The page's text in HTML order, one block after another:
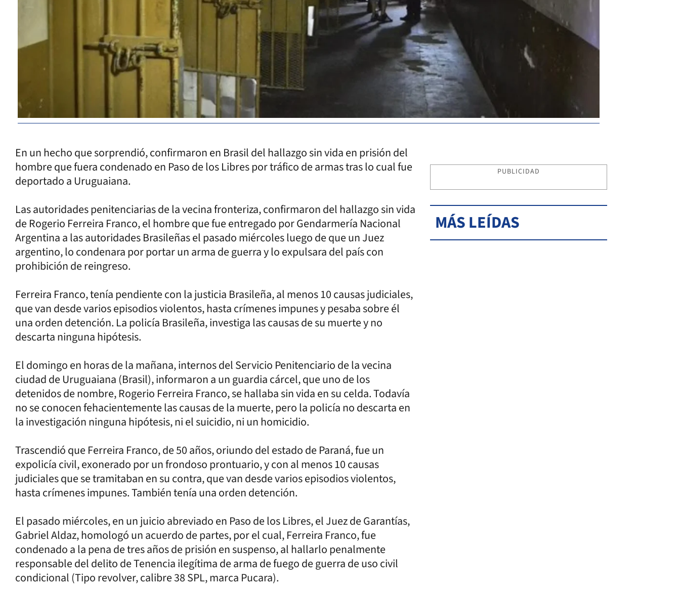
En un hecho que sorprendió, confirmaron en Brasil del hallazgo sin vida en prisión del
hombre que fuera condenado en Paso de los Libres por tráfico de armas tras lo cual fue
deportado a Uruguaiana.
Las autoridades penitenciarias de la vecina fronteriza, confirmaron del hallazgo sin vida
de Rogerio Ferreira Franco, el hombre que fue entregado por Gendarmería Nacional
Argentina a las autoridades Brasileñas el pasado miércoles luego de que un Juez
argentino, lo condenara por portar un arma de guerra y lo expulsara del país con
prohibición de reingreso.
Ferreira Franco, tenía pendiente con la justicia Brasileña, al menos 10 causas judiciales,
que van desde varios episodios violentos, hasta crímenes impunes y pesaba sobre él
una orden detención. La policía Brasileña, investiga las causas de su muerte y no
descarta ninguna hipótesis.
El domingo en horas de la mañana, internos del Servicio Penitenciario de la vecina
ciudad de Uruguaiana (Brasil), informaron a un guardia cárcel, que uno de los
detenidos de nombre, Rogerio Ferreira Franco, se hallaba sin vida en su celda. Todavía
no se conocen fehacientemente las causas de la muerte, pero la policía no descarta en
la investigación ninguna hipótesis, ni el suicidio, ni un homicidio.
Trascendió que Ferreira Franco, de 50 años, oriundo del estado de Paraná, fue un
expolicía civil, exonerado por un frondoso prontuario, y con al menos 10 causas
judiciales que se tramitaban en su contra, que van desde varios episodios violentos,
hasta crímenes impunes. También tenía una orden detención.
El pasado miércoles, en un juicio abreviado en Paso de los Libres, el Juez de Garantías,
Gabriel Aldaz, homologó un acuerdo de partes, por el cual, Ferreira Franco, fue
condenado a la pena de tres años de prisión en suspenso, al hallarlo penalmente
responsable del delito de Tenencia ilegítima de arma de fuego de guerra de uso civil
condicional (Tipo revolver, calibre 38 SPL, marca Pucara).
PUBLICIDAD
MÁS LEÍDAS